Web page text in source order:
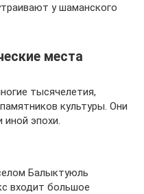
у шаманского
места
тысячелетия,
культуры. Они
эпохи.
Балыктуюль
входит большое